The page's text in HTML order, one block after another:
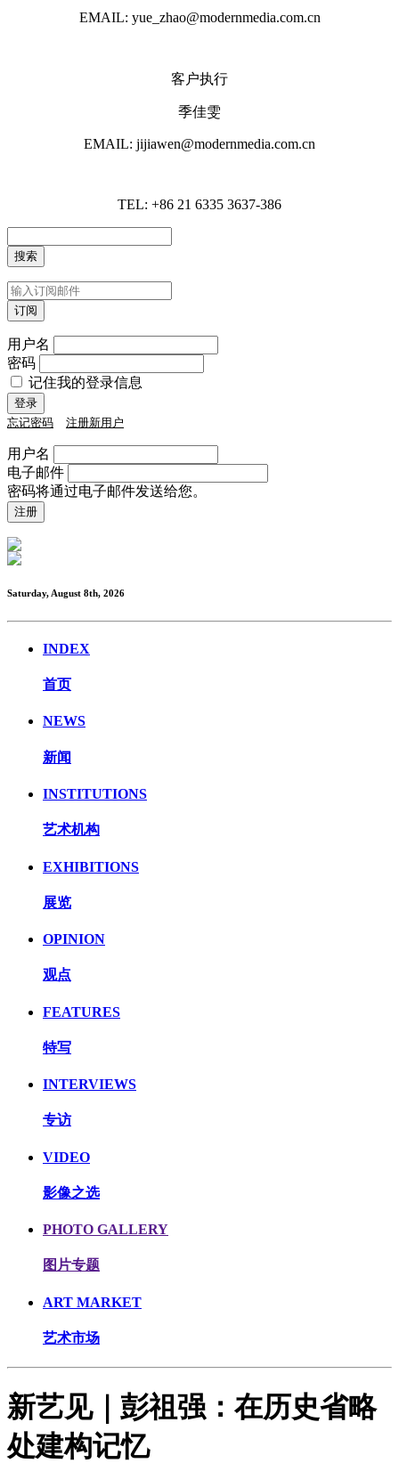
EMAIL: yue_zhao@modernmedia.com.cn
客户执行
季佳雯
EMAIL: jijiawen@modernmedia.com.cn
TEL: +86 21 6335 3637-386
用户名
密码
记住我的登录信息
忘记密码 注册新用户
用户名
电子邮件
密码将通过电子邮件发送给您。
Saturday, August 8th, 2026
INDEX
首页
NEWS
新闻
INSTITUTIONS
艺术机构
EXHIBITIONS
展览
OPINION
观点
FEATURES
特写
INTERVIEWS
专访
VIDEO
影像之选
PHOTO GALLERY
图片专题
ART MARKET
艺术市场
新艺见｜彭祖强：在历史省略
处建构记忆